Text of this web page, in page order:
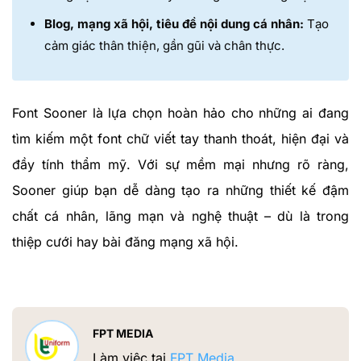
Blog, mạng xã hội, tiêu đề nội dung cá nhân: Tạo
cảm giác thân thiện, gần gũi và chân thực.
Font Sooner là lựa chọn hoàn hảo cho những ai đang
tìm kiếm một font chữ viết tay thanh thoát, hiện đại và
đầy tính thẩm mỹ. Với sự mềm mại nhưng rõ ràng,
Sooner giúp bạn dễ dàng tạo ra những thiết kế đậm
chất cá nhân, lãng mạn và nghệ thuật – dù là trong
thiệp cưới hay bài đăng mạng xã hội.
FPT MEDIA